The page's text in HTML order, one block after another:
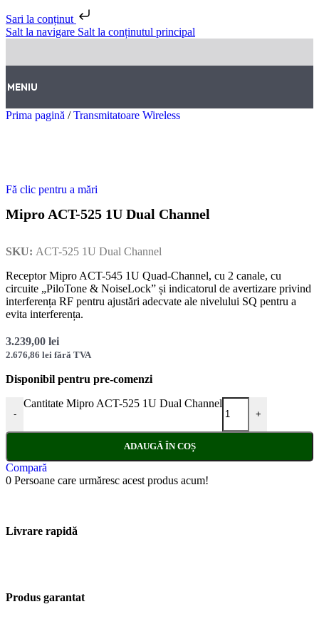
Sari la conținut
Salt la navigare Salt la conținutul principal
MENIU
Prima pagină / Transmitatoare Wireless
Fă clic pentru a mări
Mipro ACT-525 1U Dual Channel
SKU: ACT-525 1U Dual Channel
Receptor Mipro ACT-545 1U Quad-Channel, cu 2 canale, cu
circuite „PiloTone & NoiseLock” și indicatorul de avertizare privind
interferența RF pentru ajustări adecvate ale nivelului SQ pentru a
evita interferența.
3.239,00 lei
2.676,86 lei fără TVA
Disponibil pentru pre-comenzi
-
Cantitate Mipro ACT-525 1U Dual Channel
+
ADAUGĂ ÎN COȘ
Compară
0 Persoane care urmăresc acest produs acum!
Livrare rapidă
Produs garantat